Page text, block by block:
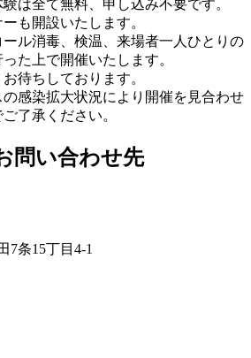
は全て無料、申し込み不要です。
も開設いたします。
ル消毒、検温、来場者一人ひとりの
た上で開催いたします。
待ちしております。
感染拡大状況により開催を見合わせ
了承ください。
問い合わせ先
7条15丁目4-1